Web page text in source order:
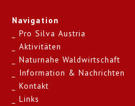
Navigation
Pro Silva Austria
Aktivitäten
Naturnahe Waldwirtschaft
Information & Nachrichten
Kontakt
Links